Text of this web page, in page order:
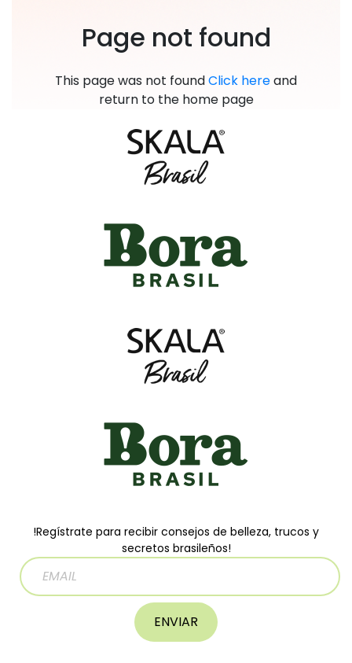
!Regístrate para recibir consejos de belleza, trucos y
secretos brasileños!
ENVIAR